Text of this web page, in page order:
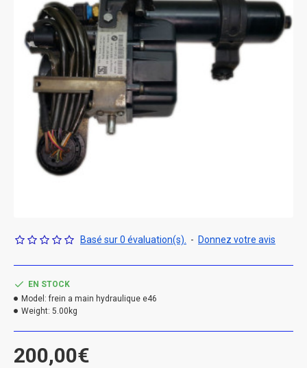
Basé sur 0 évaluation(s). - Donnez votre avis
200,00€
EN STOCK
Model: frein a main hydraulique e46
Weight: 5.00kg